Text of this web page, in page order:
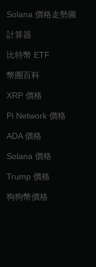
Solana 價格走勢圖
計算器
比特幣 ETF
幣圈百科
XRP 價格
Pi Network 價格
ADA 價格
Solana 價格
Trump 價格
狗狗幣價格